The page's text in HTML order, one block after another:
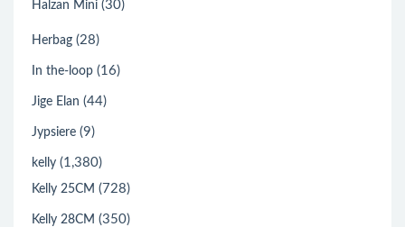
Halzan Mini (30)
Herbag (28)
In the-loop (16)
Jige Elan (44)
Jypsiere (9)
kelly (1,380)
Kelly 25CM (728)
Kelly 28CM (350)